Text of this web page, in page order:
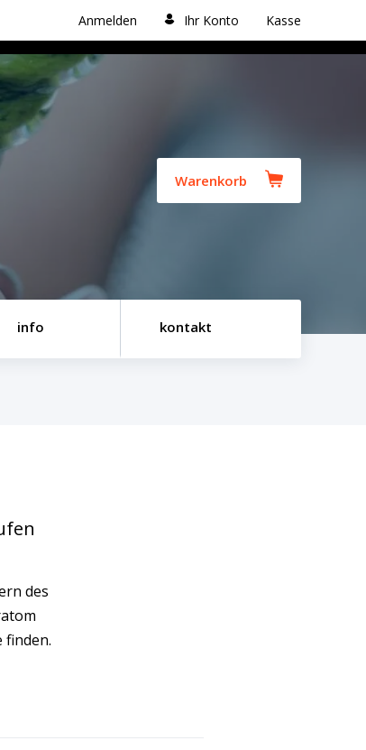
Anmelden Ihr Konto Kasse
Warenkorb
info kontakt
des
finden.